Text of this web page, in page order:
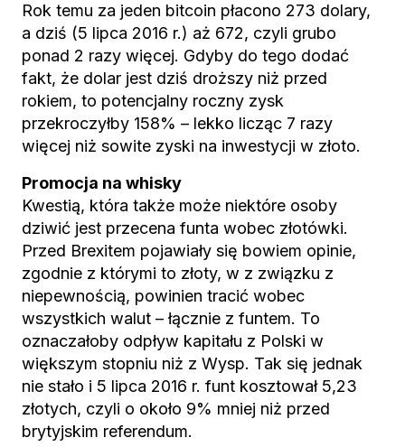
Rok temu za jeden bitcoin płacono 273 dolary,
a dziś (5 lipca 2016 r.) aż 672, czyli grubo
ponad 2 razy więcej. Gdyby do tego dodać
fakt, że dolar jest dziś droższy niż przed
rokiem, to potencjalny roczny zysk
przekroczyłby 158% – lekko licząc 7 razy
więcej niż sowite zyski na inwestycji w złoto.
Promocja na whisky
Kwestią, która także może niektóre osoby
dziwić jest przecena funta wobec złotówki.
Przed Brexitem pojawiały się bowiem opinie,
zgodnie z którymi to złoty, w z związku z
niepewnością, powinien tracić wobec
wszystkich walut – łącznie z funtem. To
oznaczałoby odpływ kapitału z Polski w
większym stopniu niż z Wysp. Tak się jednak
nie stało i 5 lipca 2016 r. funt kosztował 5,23
złotych, czyli o około 9% mniej niż przed
brytyjskim referendum.